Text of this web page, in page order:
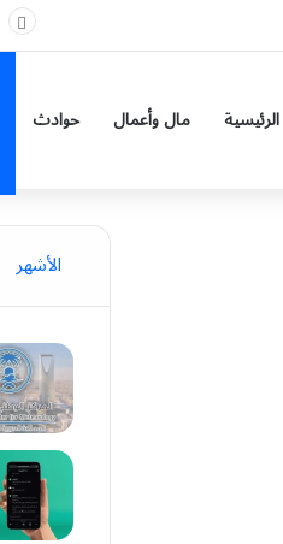
الرئيسية مال وأعمال حوادث
الأشهر